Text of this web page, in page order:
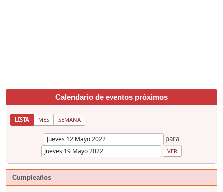
Calendario de eventos próximos
LISTA MES SEMANA
para
Cumpleaños